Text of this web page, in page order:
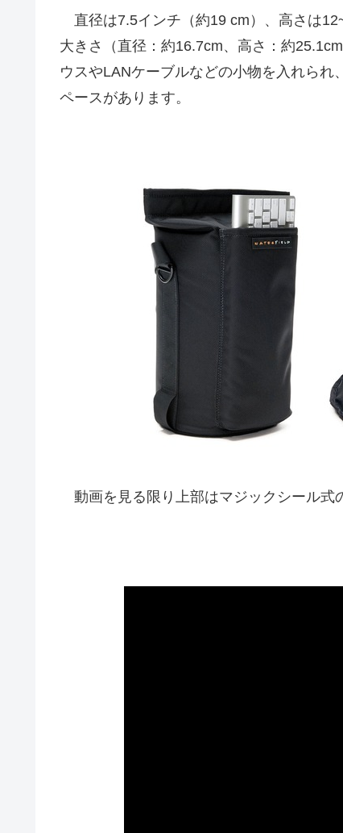
直径は7.5インチ（約19 cm）、高さは
大きさ（直径：約16.7cm、高さ：約
ウスやLANケーブルなどの小物を入れら
ペースがあります。
動画を見る限り上部はマジックシール式